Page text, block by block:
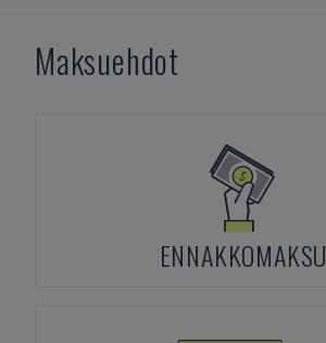
Maksuehdot
ENNAKKOMAKSU